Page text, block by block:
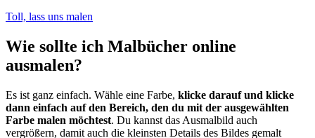
Toll, lass uns malen
Wie sollte ich Malbücher online
ausmalen?
Es ist ganz einfach. Wähle eine Farbe, klicke darauf und klicke
dann einfach auf den Bereich, den du mit der ausgewählten
Farbe malen möchtest. Du kannst das Ausmalbild auch
vergrößern, damit auch die kleinsten Details des Bildes gemalt